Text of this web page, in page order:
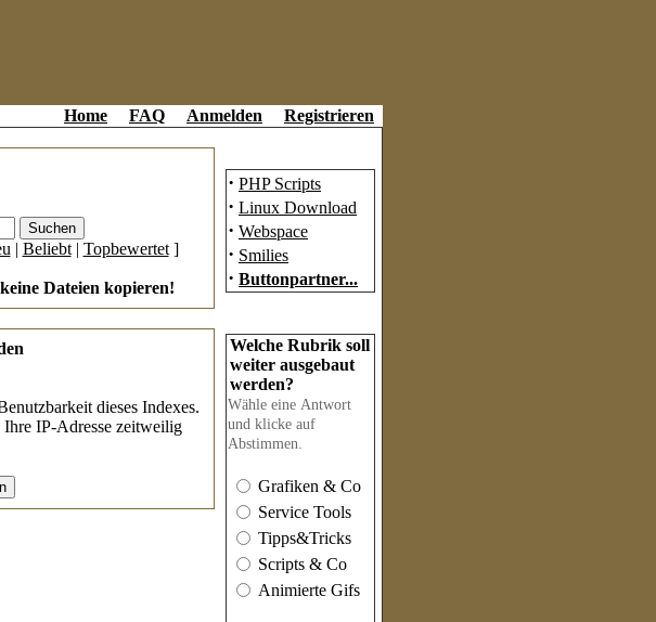
Home FAQ Anmelden Registrieren
| Beliebt| Topbewertet]
Dateien kopieren!
dieses Indexes.
IP-Adresse zeitweilig
· PHP Scripts
· Linux Download
· Webspace
· Smilies
· Buttonpartner...
Welche Rubrik soll
weiter ausgebaut
werden?
Wähle eine Antwort
und klicke auf
Abstimmen.
Grafiken & Co
Service Tools
Tipps&Tricks
Scripts & Co
Animierte Gifs